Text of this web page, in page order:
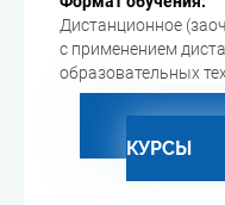
Дистанционное
с применением
образовательных
КУРСЫ